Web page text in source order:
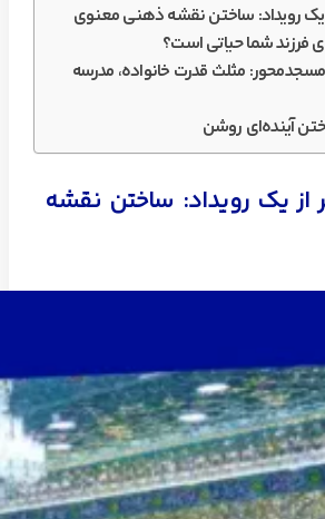
از یک رویداد: ساختن نقشه ذهنی معنوی
فرزند شما حیاتی است؟
مثلث قدرت خانواده، مدرسه
آینده‌ای روشن
از یک رویداد: ساختن نقشه